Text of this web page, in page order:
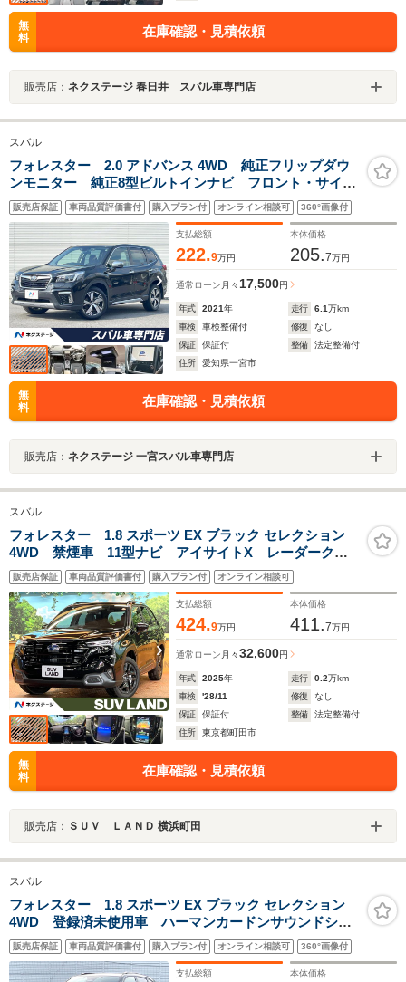
無
料
在庫確認・見積依頼
販売店： ネクステージ 春日井 スバル車専門店
スバル
フォレスター 2.0 アドバンス 4WD 純正フリップダウ
ンモニター 純正8型ビルトインナビ フロント・サイ
ド・バックカメラ デジタルインナーミラー セーフテ
ィプラス LEDライナ パワーバックドア 全席シート
ヒーター メモリ付きパワーシート
販売店保証 車両品質評価書付 購入プラン付 オンライン相談可 360°画像付
支払総額
222.9万円
本体価格
205.7万円
通常ローン 月々 17,500円
年式 2021年 走行 6.1万km
車検
車検整備付 修復
なし
保証
保証付 整備
法定整備付
住所
愛知県一宮市
無
料
在庫確認・見積依頼
販売店： ネクステージ 一宮スバル車専門店
スバル
フォレスター 1.8 スポーツ EX ブラック セレクション
4WD 禁煙車 11型ナビ アイサイトX レーダークル
ーズ 電動リアゲート デジタルミラー コーナーセン
サー シートヒーター ハーフレザーシート メモリー
シート パワーシート LEDヘッド＆フォグ ETC
販売店保証 車両品質評価書付 購入プラン付 オンライン相談可
支払総額
424.9万円
本体価格
411.7万円
通常ローン 月々32,600円
年式 2025年 走行 0.2万km
車検
'28/11 修復
なし
保証
保証付 整備
法定整備付
住所
東京都町田市
無
料
在庫確認・見積依頼
販売店： ＳＵＶ ＬＡＮＤ 横浜町田
スバル
フォレスター 1.8 スポーツ EX ブラック セレクション
4WD 登録済未使用車 ハーマンカードンサウンドシス
テム 11.6インチナビ デジタルマルチビューモニター
ETC スマートリアビュミラー パワーバックドア パ
ワーシート シートヒーター スマートキー
販売店保証 車両品質評価書付 購入プラン付 オンライン相談可 360°画像付
支払総額 本体価格